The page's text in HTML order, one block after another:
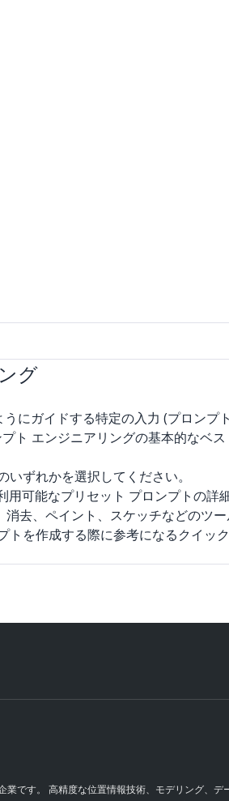
グ
にガイドする特定の入力 (プロン
ト エンジニアリングの基本的なベ
ずれかを選択してください。
可能なプリセット プロンプトの詳
去、ペイント、スケッチなどのツ
トを作成する際に参考になるクイック
です。 高精度な位置情報技術、モデリング、